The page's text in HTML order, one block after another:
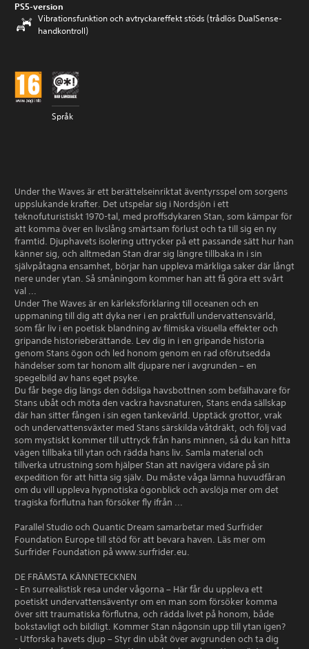
PS5-version
Vibrationsfunktion och avtryckareffekt stöds (trådlös DualSense-
handkontroll)
Språk
Under the Waves är ett berättelseinriktat äventyrsspel om sorgens
uppslukande krafter. Det utspelar sig i Nordsjön i ett
teknofuturistiskt 1970-tal, med proffsdykaren Stan, som kämpar för
att komma över en livslång smärtsam förlust och ta till sig en ny
framtid. Djuphavets isolering uttrycker på ett passande sätt hur han
känner sig, och alltmedan Stan drar sig längre tillbaka in i sin
självpåtagna ensamhet, börjar han uppleva märkliga saker där långt
nere under ytan. Så småningom kommer han att få göra ett svårt
val ...
Under The Waves är en kärleksförklaring till oceanen och en
uppmaning till dig att dyka ner i en praktfull undervattensvärld,
som får liv i en poetisk blandning av filmiska visuella effekter och
gripande historieberättande. Lev dig in i en gripande historia
genom Stans ögon och led honom genom en rad oförutsedda
händelser som tar honom allt djupare ner i avgrunden – en
spegelbild av hans eget psyke.
Du får bege dig längs den ödsliga havsbottnen som befälhavare för
Stans ubåt och möta den vackra havsnaturen, Stans enda sällskap
där han sitter fången i sin egen tankevärld. Upptäck grottor, vrak
och undervattensväxter med Stans särskilda våtdräkt, och följ vad
som mystiskt kommer till uttryck från hans minnen, så du kan hitta
vägen tillbaka till ytan och rädda hans liv. Samla material och
tillverka utrustning som hjälper Stan att navigera vidare på sin
expedition för att hitta sig själv. Du måste våga lämna huvudfåran
om du vill uppleva hypnotiska ögonblick och avslöja mer om det
tragiska förflutna han försöker fly ifrån ...
Parallel Studio och Quantic Dream samarbetar med Surfrider
Foundation Europe till stöd för att bevara haven. Läs mer om
Surfrider Foundation på www.surfrider.eu.
DE FRÄMSTA KÄNNETECKNEN
- En surrealistisk resa under vågorna – Här får du uppleva ett
poetiskt undervattensäventyr om en man som försöker komma
över sitt traumatiska förflutna, och rädda livet på honom, både
bokstavligt och bildligt. Kommer Stan någonsin upp till ytan igen?
- Utforska havets djup – Styr din ubåt över avgrunden och ta dig